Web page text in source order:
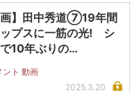
画】田中秀道⑦19年間
プスに一筋の光! シ
10年ぶりの…
ント 動画
2025.3.20